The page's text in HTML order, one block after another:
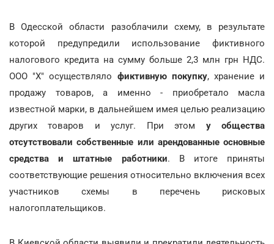
В Одесской области разоблачили схему, в результате
которой предупредили использование фиктивного
налогового кредита на сумму больше 2,3 млн грн НДС.
ООО "Х" осуществляло фиктивную покупку, хранение и
продажу товаров, а именно - приобретало масла
известной марки, в дальнейшем имея целью реализацию
других товаров и услуг. При этом у общества
отсутствовали собственные или арендованные основные
средства и штатные работники. В итоге приняты
соответствующие решения относительно включения всех
участников схемы в перечень рисковых
налогоплательщиков.